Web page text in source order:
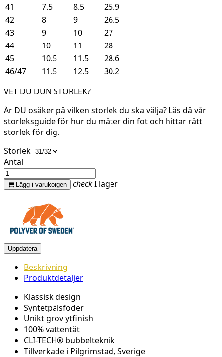
41
7.5 8.5
25.9
42
8 9
26.5
43
9 10
27
44
10 11
28
45
10.5 11.5
28.6
46/47
11.5 12.5
30.2
VET DU DUN STORLEK?
Är DU osäker på vilken storlek du ska välja? Läs då vår
storleksguide för hur du mäter din fot och hittar rätt
storlek för dig.
Storlek
Antal
Lägg i varukorgen checkI lager
Beskrivning
Produktdetaljer
Klassisk design
Syntetpälsfoder
Unikt grov ytfinish
100% vattentät
CLI-TECH® bubbelteknik
Tillverkade i Pilgrimstad, Sverige